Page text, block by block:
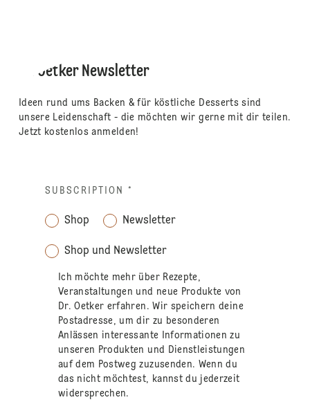
Dr. Oetker Newsletter
Ideen rund ums Backen & für köstliche Desserts sind
unsere Leidenschaft - die möchten wir gerne mit dir teilen.
Jetzt kostenlos anmelden!
SUBSCRIPTION *
Shop Newsletter
Shop und Newsletter
Ich möchte mehr über Rezepte,
Veranstaltungen und neue Produkte von
Dr. Oetker erfahren. Wir speichern deine
Postadresse, um dir zu besonderen
Anlässen interessante Informationen zu
unseren Produkten und Dienstleistungen
auf dem Postweg zuzusenden. Wenn du
das nicht möchtest, kannst du jederzeit
widersprechen.